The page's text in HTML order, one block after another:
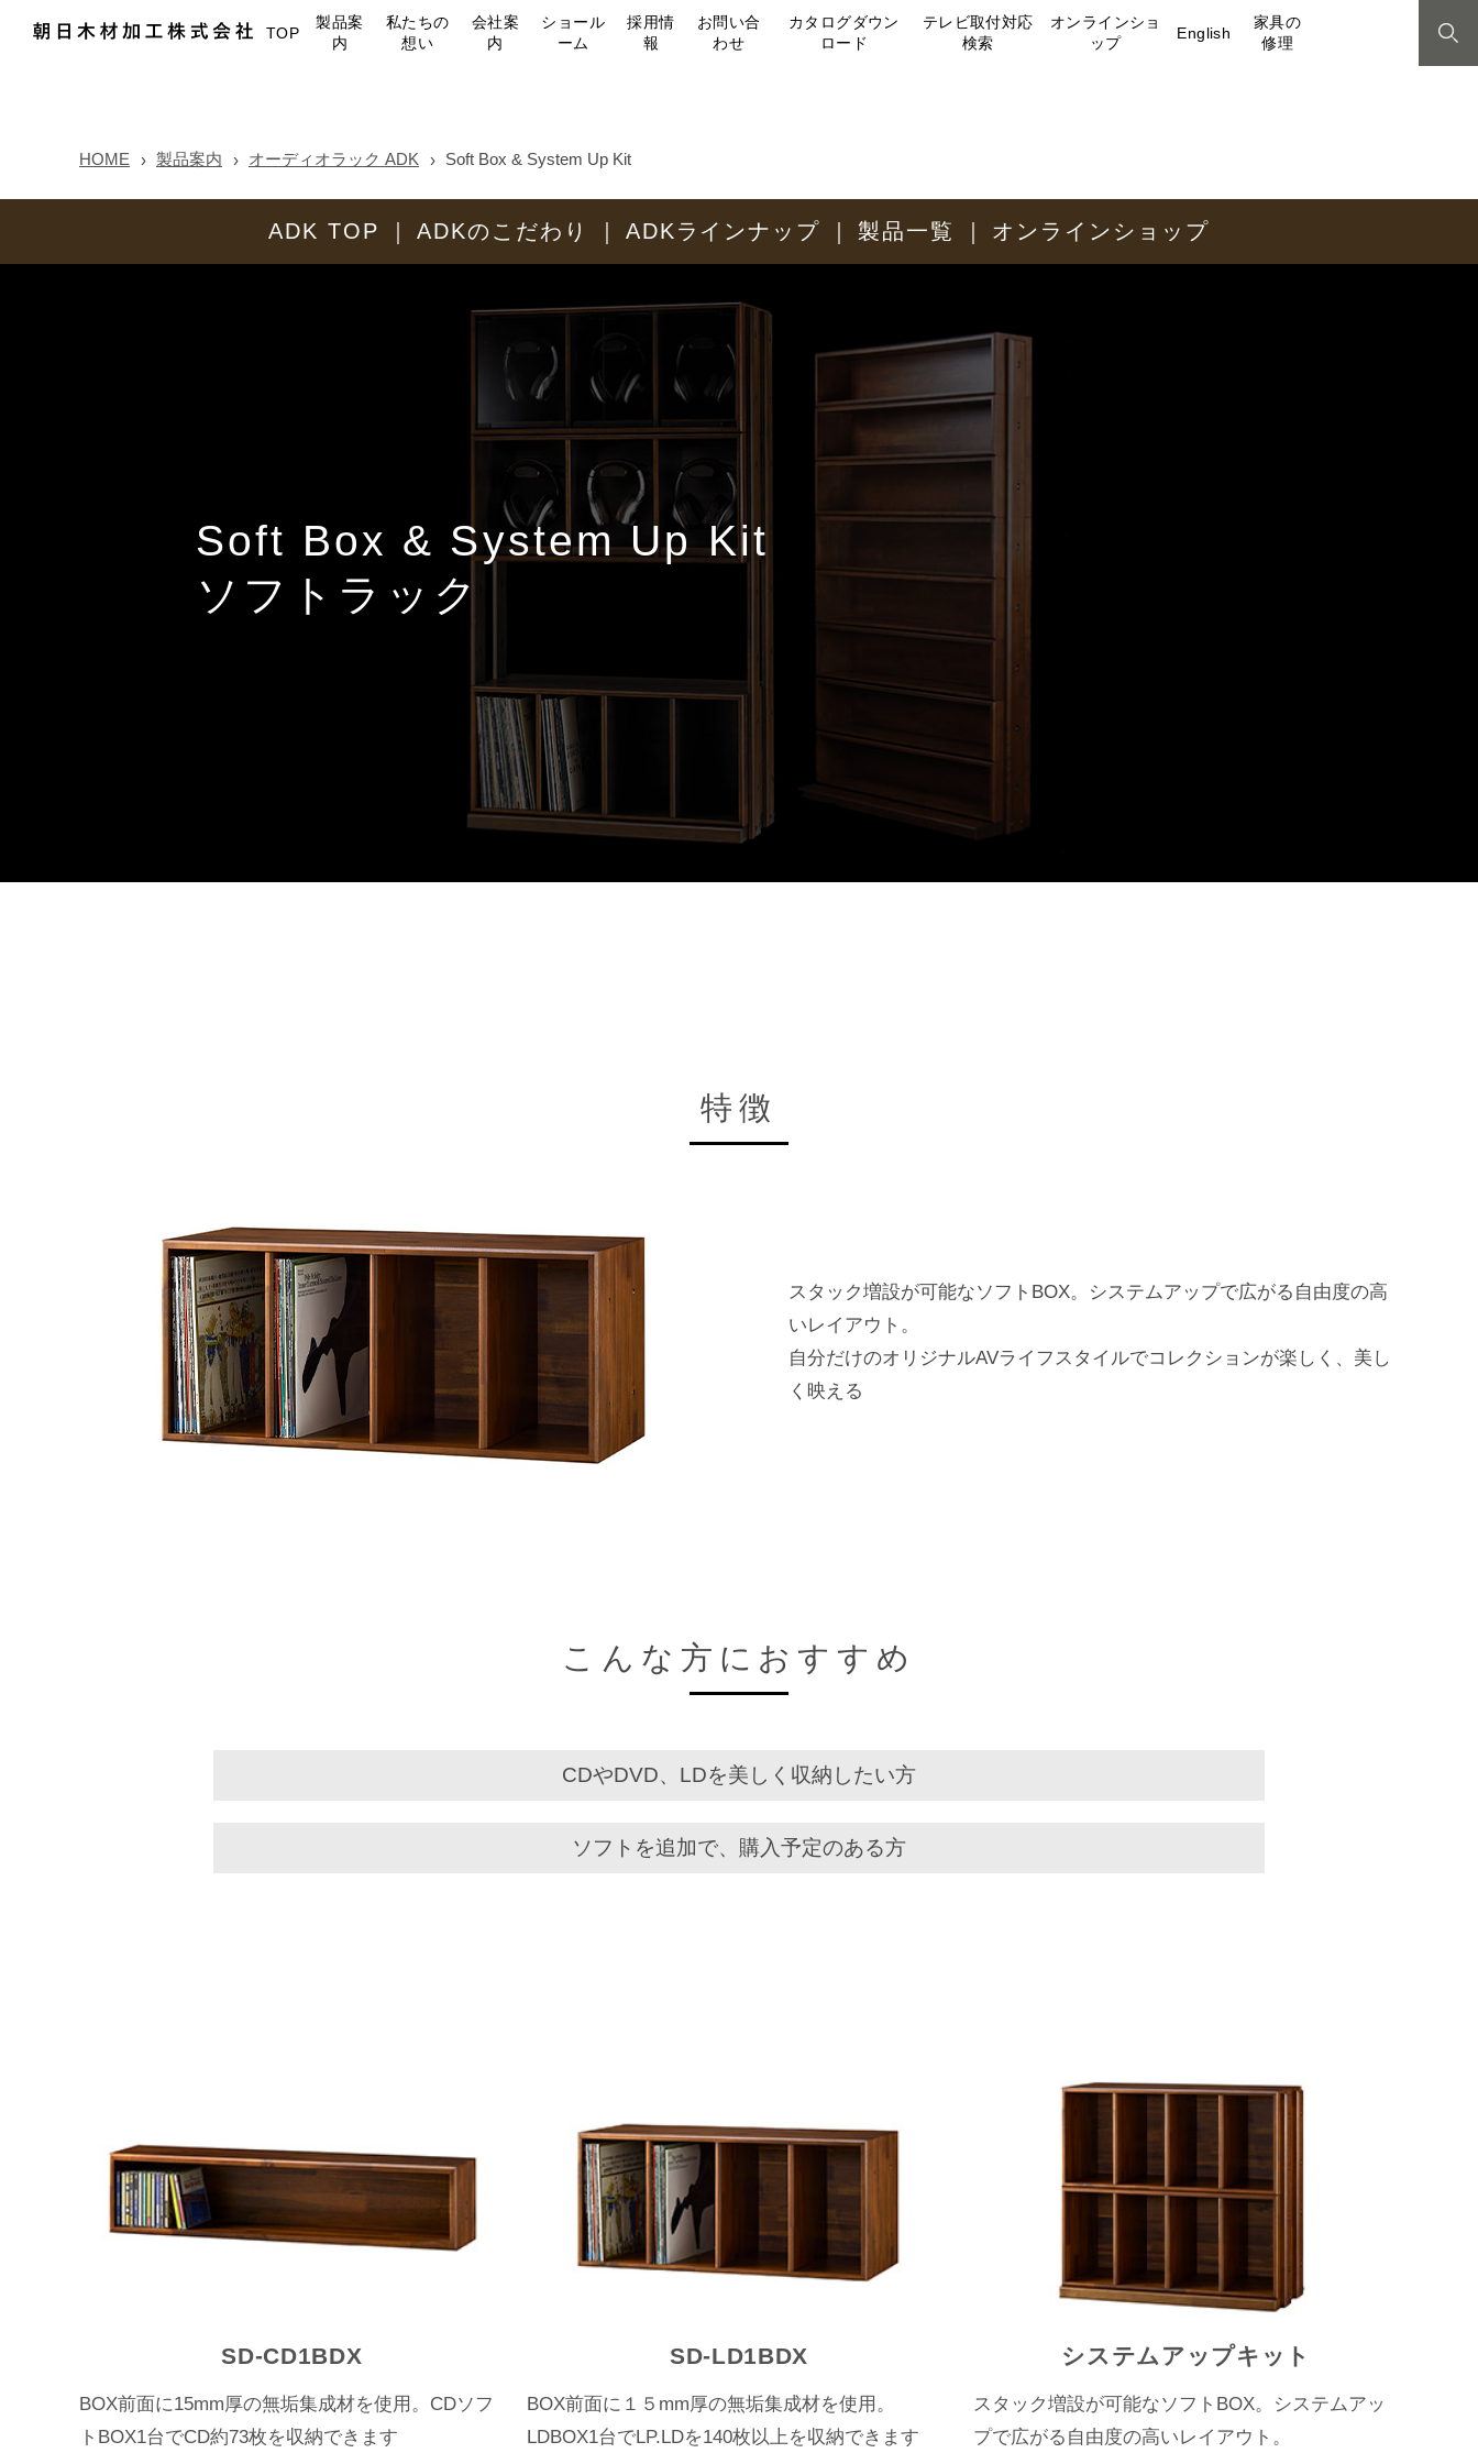
TOP
製品案
内
私たちの
想い
会社案
内
ショール
ーム
採用情
報
お問い合
わせ
カタログダウン
ロード
テレビ取付対応
検索
オンラインショ
ップ
English
家具の
修理
HOME 製品案内 オーディオラック ADK Soft Box & System Up Kit
ADK TOP ADKのこだわり ADKラインナップ 製品一覧 オンラインショップ
Soft Box & System Up Kit
ソフトラック
特徴
スタック増設が可能なソフトBOX。システムアップで広がる自由度の高
いレイアウト。
自分だけのオリジナルAVライフスタイルでコレクションが楽しく、美し
く映える
こんな方におすすめ
CDやDVD、LDを美しく収納したい方
ソフトを追加で、購入予定のある方
SD-CD1BDX
BOX前面に15mm厚の無垢集成材を使用。CDソフ
トBOX1台でCD約73枚を収納できます
SD-LD1BDX
BOX前面に１５mm厚の無垢集成材を使用。
LDBOX1台でLP.LDを140枚以上を収納できます
システムアップキット
スタック増設が可能なソフトBOX。システムアッ
プで広がる自由度の高いレイアウト。